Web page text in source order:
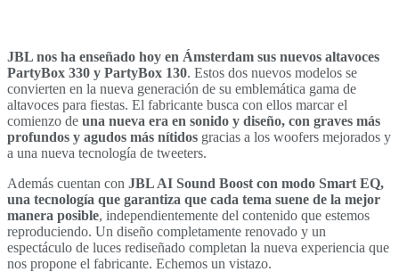
JBL nos ha enseñado hoy en Ámsterdam sus nuevos altavoces
PartyBox 330 y PartyBox 130. Estos dos nuevos modelos se
convierten en la nueva generación de su emblemática gama de
altavoces para fiestas. El fabricante busca con ellos marcar el
comienzo de una nueva era en sonido y diseño, con graves más
profundos y agudos más nítidos gracias a los woofers mejorados y
a una nueva tecnología de tweeters.
Además cuentan con JBL AI Sound Boost con modo Smart EQ,
una tecnología que garantiza que cada tema suene de la mejor
manera posible, independientemente del contenido que estemos
reproduciendo. Un diseño completamente renovado y un
espectáculo de luces rediseñado completan la nueva experiencia que
nos propone el fabricante. Echemos un vistazo.